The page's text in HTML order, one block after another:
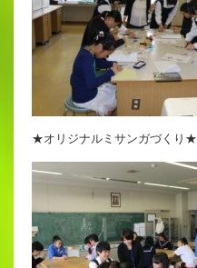
★オリジナルミサンガづくり★